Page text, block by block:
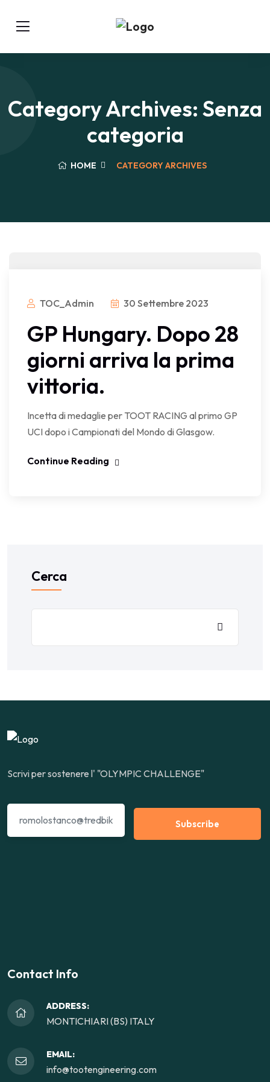
Category Archives: Senza
categoria
HOME CATEGORY ARCHIVES
TOC_Admin 30 Settembre 2023
GP Hungary. Dopo 28
giorni arriva la prima
vittoria.
Incetta di medaglie per TOOT RACING al primo GP
UCI dopo i Campionati del Mondo di Glasgow.
Continue Reading
Cerca
Scrivi per sostenere l' "OLYMPIC CHALLENGE"
Subscribe
Contact Info
ADDRESS:
MONTICHIARI (BS) ITALY
EMAIL:
info@tootengineering.com